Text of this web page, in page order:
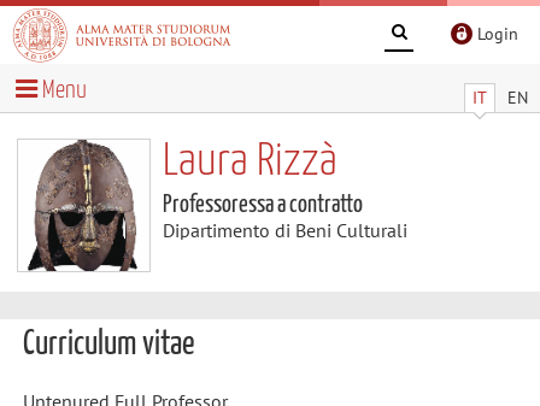
Login
IT EN
Menu
Laura Rizzà
Professoressa a contratto
Dipartimento di Beni Culturali
Curriculum vitae
Untenured Full Professor.